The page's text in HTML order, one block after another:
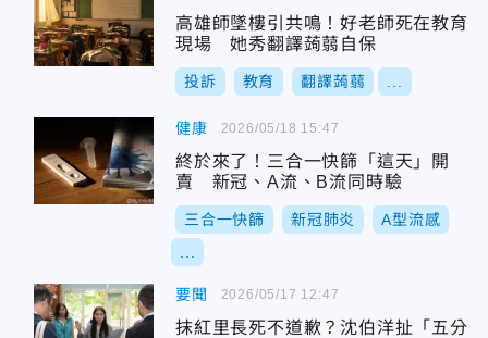
高雄師墜樓引共鳴！好老師死在教育
現場 她秀翻譯蒟蒻自保
投訴 教育 翻譯蒟蒻
健康
終於來了！三合一快篩「這天」開
賣 新冠、A流、B流同時驗
三合一快篩 新冠肺炎 A型流感
2026/05/18 15:47
要聞
抹紅里長死不道歉？沈伯洋扯「五分
2026/05/17 12:47